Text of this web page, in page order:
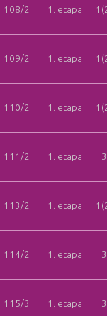
108/2 1. etapa
109/2 1. etapa
110/2 1. etapa
111/2 1. etapa
113/2 1. etapa
114/2 1. etapa
115/3 1. etapa